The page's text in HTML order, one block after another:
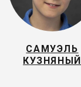
САМУЭЛЬ
КУЗНЯНЫЙ